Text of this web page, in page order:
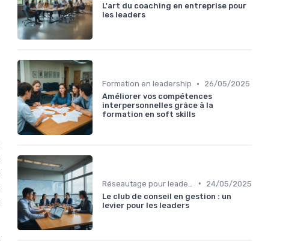
L'art du coaching en entreprise pour
les leaders
Formation en leadership •
26/05/2025
Améliorer vos compétences
interpersonnelles grâce à la
formation en soft skills
•
24/05/2025
Le club de conseil en gestion : un
levier pour les leaders